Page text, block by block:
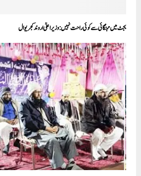
بجٹ میں مہنگائی سے کوئی راحت نہیں:وزیر اعلیٰ اروند کجریوال